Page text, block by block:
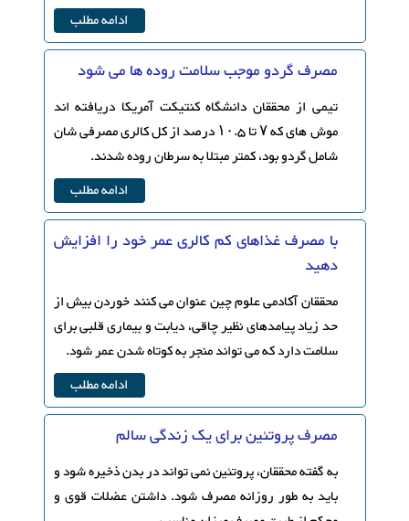
ادامه مطلب
مصرف گردو موجب سلامت روده ها می شود
تیمی از محققان دانشگاه کنتیکت آمریکا دریافته اند
موش های که ۷ تا ۱۰.۵ درصد از کل کالری مصرفی شان
شامل گردو بود، کمتر مبتلا به سرطان روده شدند.
ادامه مطلب
با مصرف غذاهای کم کالری عمر خود را افزایش
دهید
محققان آکادمی علوم چین عنوان می کنند خوردن بیش از
حد زیاد پیامدهای نظیر چاقی، دیابت و بیماری قلبی برای
سلامت دارد که می تواند منجر به کوتاه شدن عمر شود.
ادامه مطلب
مصرف پروتئین برای یک زندگی سالم
به گفته محققان، پروتئین نمی تواند در بدن ذخیره شود و
باید به طور روزانه مصرف شود. داشتن عضلات قوی و